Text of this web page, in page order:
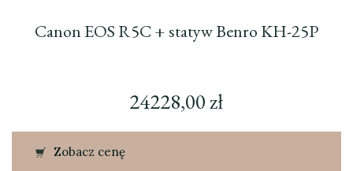
Canon EOS R5C + statyw Benro KH-25P
24228,00zł
Zobacz cenę